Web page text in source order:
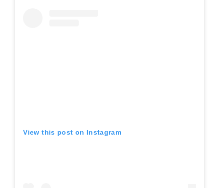
View this post on Instagram